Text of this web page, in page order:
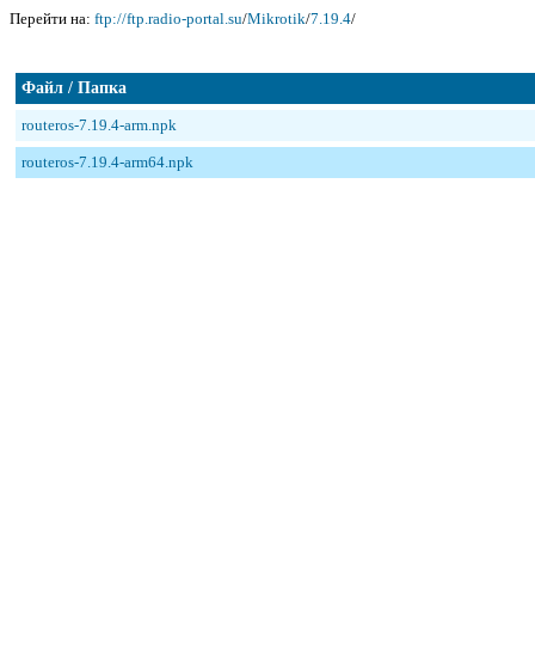
Перейти на: ftp://ftp.radio-portal.su/Mikrotik/7.19.4/
Файл / Папка
routeros-7.19.4-arm.npk
routeros-7.19.4-arm64.npk